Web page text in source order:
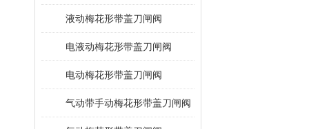
液动梅花形带盖刀闸阀
电液动梅花形带盖刀闸阀
电动梅花形带盖刀闸阀
气动带手动梅花形带盖刀闸阀